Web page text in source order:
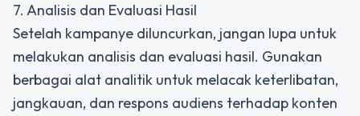
7. Analisis dan Evaluasi Hasil
Setelah kampanye diluncurkan, jangan lupa untuk
melakukan analisis dan evaluasi hasil. Gunakan
berbagai alat analitik untuk melacak keterlibatan,
jangkauan, dan respons audiens terhadap konten